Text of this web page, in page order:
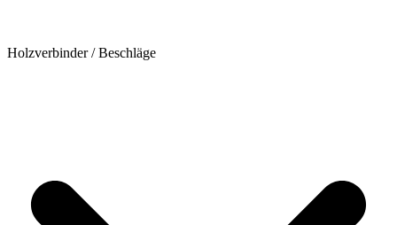
Holzverbinder / Beschläge